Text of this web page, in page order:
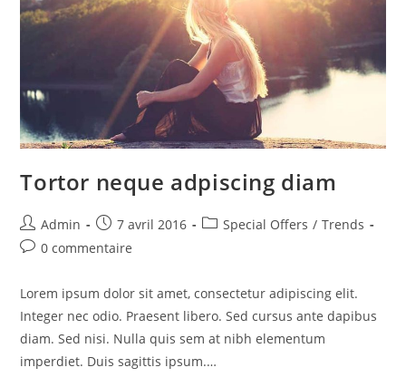
Tortor neque adpiscing diam
Auteur/autrice
de
Admin
Publication
publiée :
7 avril 2016
PostSpecial Offers / Trends
Commentaires
la
publication :
0 commentaire
Lorem ipsum dolor sit amet, consectetur adipiscing elit.
Integer nec odio. Praesent libero. Sed cursus ante dapibus
diam. Sed nisi. Nulla quis sem at nibh elementum
imperdiet. Duis sagittis ipsum.…